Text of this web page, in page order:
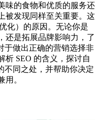
味的食物和优质的服务还
发现同样至关重要。这
化）的原因。 无论你是
还是拓展品牌影响力，了
于做出正确的营销选择非
析 SEO 的含义，探讨自
不同之处，并帮助你决定
用。